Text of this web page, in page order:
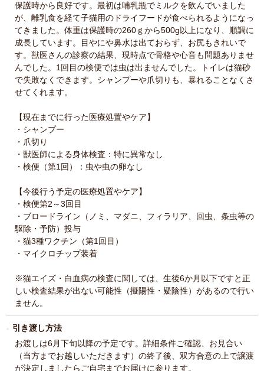
保護時から良好です。最初は哺乳瓶でミルクを飲んでいました
が、離乳食を経て子猫用のドライフードが食べられるようになっ
てきました。体重は保護時の260ｇから500g以上になり、順調に
成長しています。目やにや鼻水は出ておらず、お尻もきれいで
す。獣医さんの診察の結果、現時点で骨格や心音も問題ありませ
んでした。1回目の検便では虫は出ませんでした。トイレは猫砂
で失敗なくできます。シャンプーや爪切りも、暴れることなくさ
せてくれます。
【現在までに行った医療処置やケア】
・シャンプー
・爪切り
・獣医師による身体検査：特に異常なし
・検便（第1回）：虫や虫の卵なし
【今後行う予定の医療処置やケア】
・検便第2～3回目
・ブロードライン（ノミ、マダニ、フィラリア、回虫、条虫等の
駆除・予防）投与
・猫3種ワクチン（第1回目）
・マイクロチップ装着
※猫エイズ・白血病の検査に関しては、生後6か月以下ですと正
しい検査結果が出ない可能性（擬陽性・疑陰性）があるので行い
ません。
引き渡し方法
お渡しは6月下旬以降の予定です。詳細条件ご確認、お見合い
（当方までお越しいただきます）の終了後、双方合意の上で譲渡
が決定しましたらご自宅までお届けに参ります。